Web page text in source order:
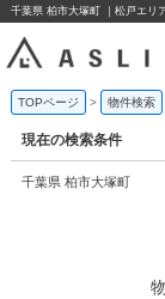
千葉県 柏市大塚町 ｜松戸エリ
TOPページ 物件検索
現在の検索条件
千葉県 柏市大塚町